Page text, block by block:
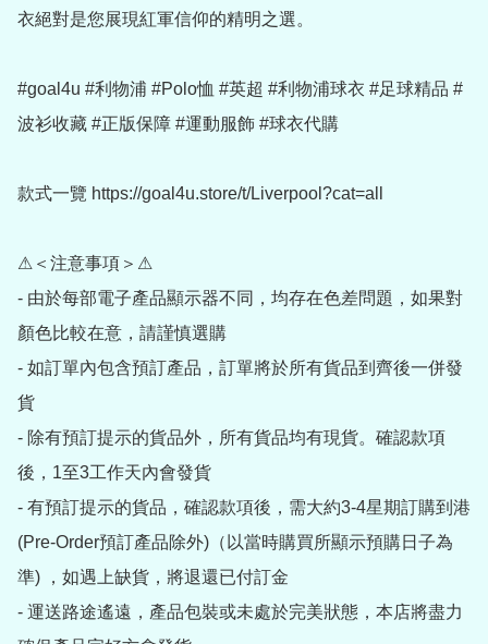
衣絕對是您展現紅軍信仰的精明之選。
#goal4u #利物浦 #Polo恤 #英超 #利物浦球衣 #足球精品 #
波衫收藏 #正版保障 #運動服飾 #球衣代購
款式一覽 https://goal4u.store/t/Liverpool?cat=all
⚠＜注意事項＞⚠
- 由於每部電子產品顯示器不同，均存在色差問題，如果對
顏色比較在意，請謹慎選購
- 如訂單內包含預訂產品，訂單將於所有貨品到齊後一併發
貨
- 除有預訂提示的貨品外，所有貨品均有現貨。確認款項
後，1至3工作天內會發貨
- 有預訂提示的貨品，確認款項後，需大約3-4星期訂購到港
(Pre-Order預訂產品除外)（以當時購買所顯示預購日子為
準) ，如遇上缺貨，將退還已付訂金
- 運送路途遙遠，產品包裝或未處於完美狀態，本店將盡力